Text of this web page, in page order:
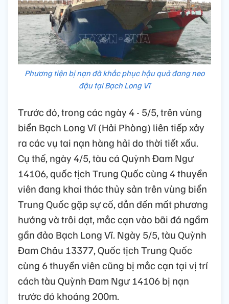
Phương tiện bị nạn đã khắc phục hậu quả đang neo
đậu tại Bạch Long Vĩ
Trước đó, trong các ngày 4 - 5/5, trên vùng
biển Bạch Long Vĩ (Hải Phòng) liên tiếp xảy
ra các vụ tai nạn hàng hải do thời tiết xấu.
Cụ thể, ngày 4/5, tàu cá Quỳnh Đam Ngư
14106, quốc tịch Trung Quốc cùng 4 thuyền
viên đang khai thác thủy sản trên vùng biển
Trung Quốc gặp sự cố, dẫn đến mất phương
hướng và trôi dạt, mắc cạn vào bãi đá ngầm
gần đảo Bạch Long Vĩ. Ngày 5/5, tàu Quỳnh
Đam Châu 13377, Quốc tịch Trung Quốc
cùng 6 thuyền viên cũng bị mắc cạn tại vị trí
cách tàu Quỳnh Đam Ngư 14106 bị nạn
trước đó khoảng 200m.